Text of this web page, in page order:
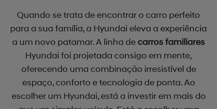
Quando se trata de encontrar o carro perfeito
para a sua família, a Hyundai eleva a experiência
a um novo patamar. A linha decarros familiares
Hyundai foi projetada consigo em mente,
oferecendo uma combinação irresistível de
espaço, conforto e tecnologia de ponta. Ao
escolher um Hyundai, está a investir em mais do